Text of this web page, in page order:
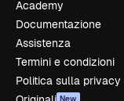
Academy
Documentazione
Assistenza
Termini e condizioni
Politica sulla privacy